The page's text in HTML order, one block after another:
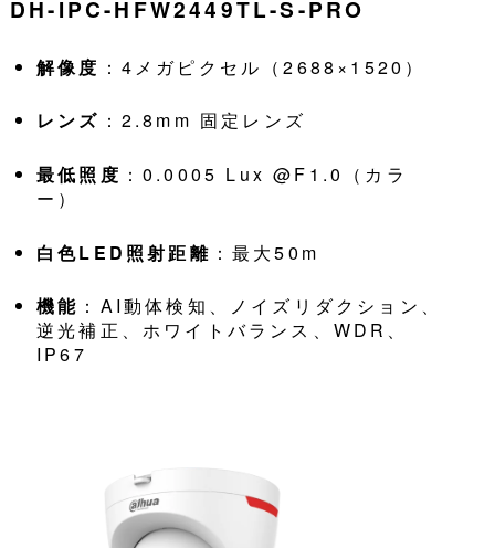
DH-IPC-HFW2449TL-S-PRO
解像度 ：4メガピクセル（2688×1520）
レンズ ：2.8mm 固定レンズ
最低照度 ：0.0005 Lux @F1.0（カラ
ー）
白色LED照射距離 ：最大50m
機能 ：AI動体検知、ノイズリダクション、
逆光補正、ホワイトバランス、WDR、
IP67